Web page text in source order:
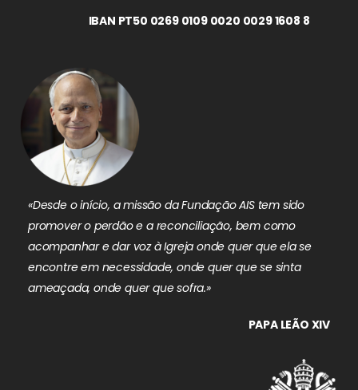
IBAN PT50 0269 0109 0020 0029 1608 8
«Desde o início, a missão da Fundação AIS tem sido
promover o perdão e a reconciliação, bem como
acompanhar e dar voz à Igreja onde quer que ela se
encontre em necessidade, onde quer que se sinta
ameaçada, onde quer que sofra.»
PAPA LEÃO XIV